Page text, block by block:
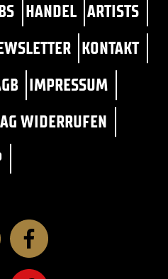
HANDEL ARTISTS
KONTAKT
IMPRESSUM
WIDERRUFEN